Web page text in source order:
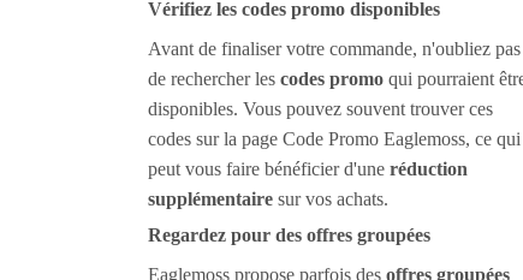
Vérifiez les codes promo disponibles
Avant de finaliser votre commande, n'oubliez pas
de rechercher les codes promo qui pourraient
disponibles. Vous pouvez souvent trouver ces
codes sur la page Code Promo Eaglemoss, ce qui
peut vous faire bénéficier d'une réduction
supplémentaire sur vos achats.
Regardez pour des offres groupées
Eaglemoss propose parfois des offres groupées